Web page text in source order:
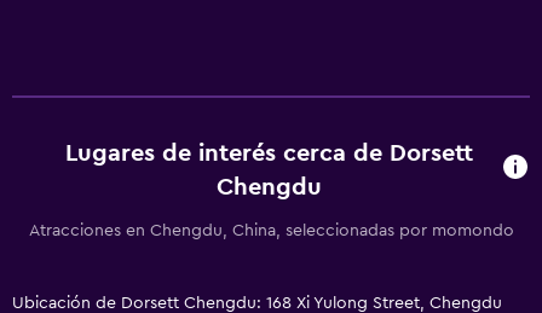
Lugares de interés cerca de Dorsett
Chengdu
Atracciones en Chengdu, China, seleccionadas por momondo
Ubicación de Dorsett Chengdu: 168 Xi Yulong Street, Chengdu